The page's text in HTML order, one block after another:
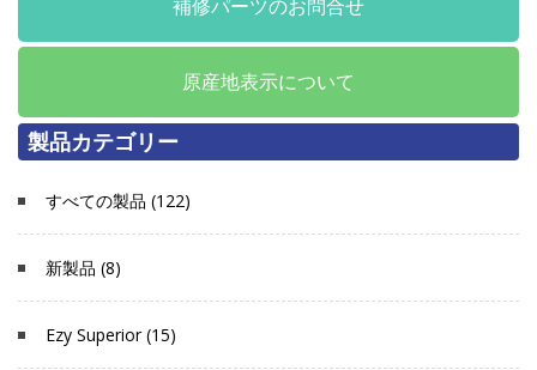
補修パーツのお問合せ
原産地表示について
製品カテゴリー
すべての製品 (122)
新製品 (8)
Ezy Superior (15)